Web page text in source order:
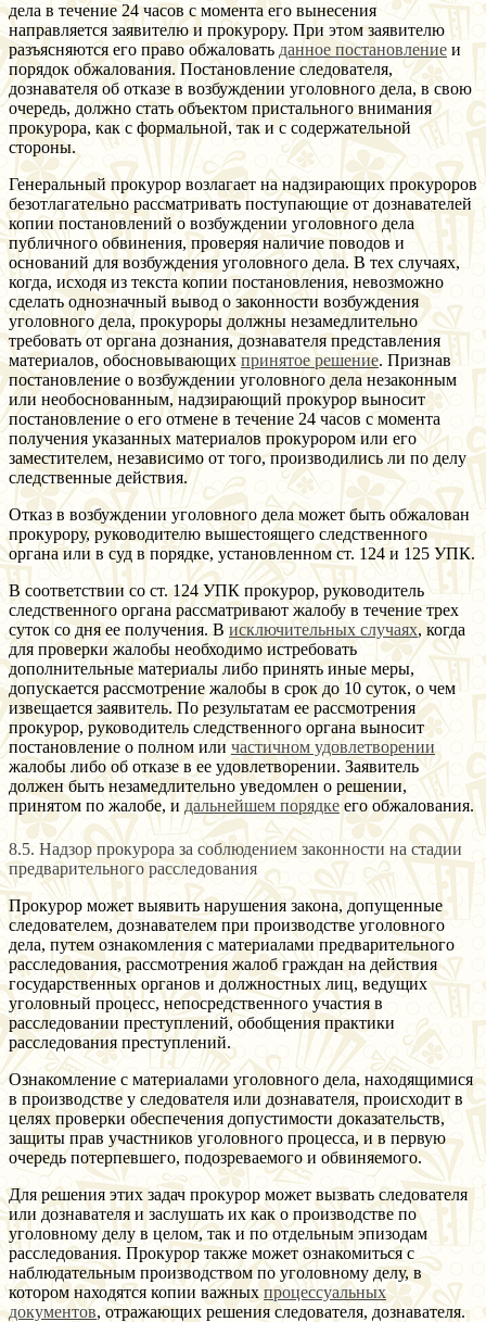
дела в течение 24 часов с момента его вынесения
направляется заявителю и прокурору. При этом заявителю
разъясняются его право обжаловать данное постановление и
порядок обжалования. Постановление следователя,
дознавателя об отказе в возбуждении уголовного дела, в свою
очередь, должно стать объектом пристального внимания
прокурора, как с формальной, так и с содержательной
стороны.
Генеральный прокурор возлагает на надзирающих прокуроров
безотлагательно рассматривать поступающие от дознавателей
копии постановлений о возбуждении уголовного дела
публичного обвинения, проверяя наличие поводов и
оснований для возбуждения уголовного дела. В тех случаях,
когда, исходя из текста копии постановления, невозможно
сделать однозначный вывод о законности возбуждения
уголовного дела, прокуроры должны незамедлительно
требовать от органа дознания, дознавателя представления
материалов, обосновывающихпринятое решение. Признав
постановление о возбуждении уголовного дела незаконным
или необоснованным, надзирающий прокурор выносит
постановление о его отмене в течение 24 часов с момента
получения указанных материалов прокурором или его
заместителем, независимо от того, производились ли по делу
следственные действия.
Отказ в возбуждении уголовного дела может быть обжалован
прокурору, руководителю вышестоящего следственного
органа или в суд в порядке, установленном ст. 124 и 125 УПК.
В соответствии со ст. 124 УПК прокурор, руководитель
следственного органа рассматривают жалобу в течение трех
суток со дня ее получения. Висключительных случаях, когда
для проверки жалобы необходимо истребовать
дополнительные материалы либо принять иные меры,
допускается рассмотрение жалобы в срок до 10 суток, о чем
извещается заявитель. По результатам ее рассмотрения
прокурор, руководитель следственного органа выносит
постановление о полном иличастичном удовлетворении
жалобы либо об отказе в ее удовлетворении. Заявитель
должен быть незамедлительно уведомлен о решении,
принятом по жалобе, и дальнейшем порядке его обжалования.
8.5. Надзор прокурора за соблюдением законности на стадии
предварительного расследования
Прокурор может выявить нарушения закона, допущенные
следователем, дознавателем при производстве уголовного
дела, путем ознакомления с материалами предварительного
расследования, рассмотрения жалоб граждан на действия
государственных органов и должностных лиц, ведущих
уголовный процесс, непосредственного участия в
расследовании преступлений, обобщения практики
расследования преступлений.
Ознакомление с материалами уголовного дела, находящимися
в производстве у следователя или дознавателя, происходит в
целях проверки обеспечения допустимости доказательств,
защиты прав участников уголовного процесса, и в первую
очередь потерпевшего, подозреваемого и обвиняемого.
Для решения этих задач прокурор может вызвать следователя
или дознавателя и заслушать их как о производстве по
уголовному делу в целом, так и по отдельным эпизодам
расследования. Прокурор также может ознакомиться с
наблюдательным производством по уголовному делу, в
котором находятся копии важныхпроцессуальных
документов, отражающих решения следователя, дознавателя.